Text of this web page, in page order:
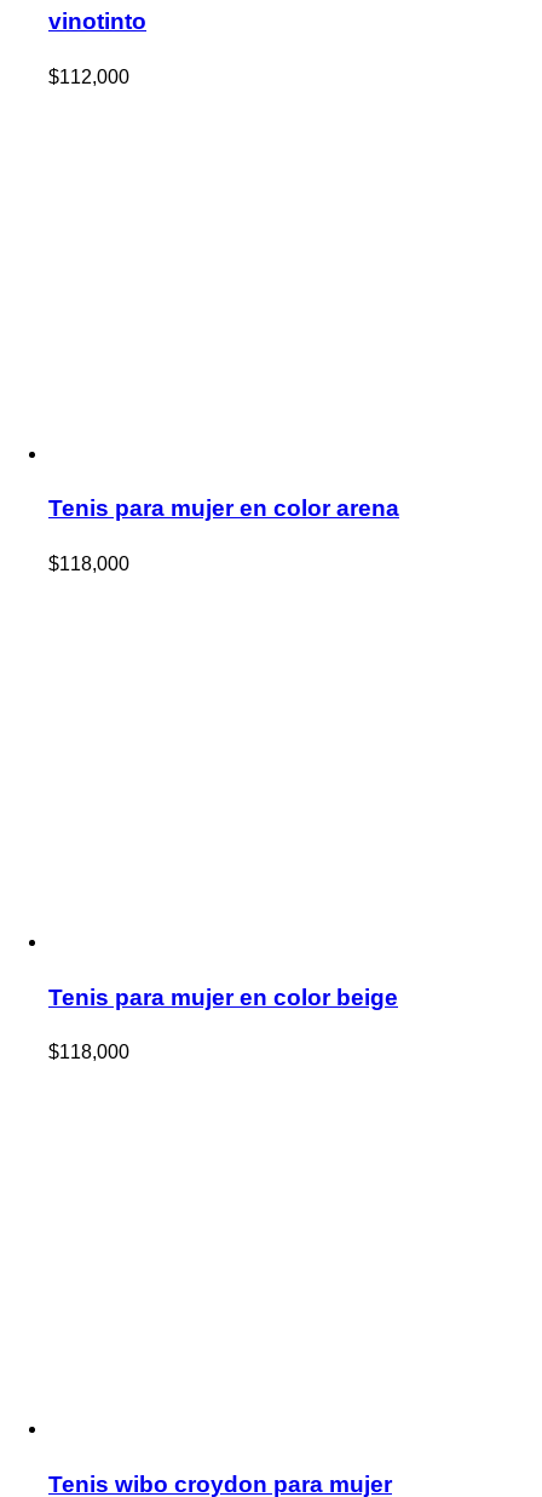
vinotinto
$112,000
Tenis para mujer en color arena
$118,000
Tenis para mujer en color beige
$118,000
Tenis wibo croydon para mujer